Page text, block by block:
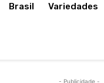
Brasil Variedades
- Publicidade -